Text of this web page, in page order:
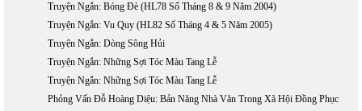
Truyện Ngắn: Bóng Đè (HL78 Số Tháng 8 & 9 Năm 2004)
Truyện Ngắn: Vu Quy (HL82 Số Tháng 4 & 5 Năm 2005)
Truyện Ngắn: Dòng Sông Hủi
Truyện Ngắn: Những Sợi Tóc Màu Tang Lễ
Truyện Ngắn: Những Sợi Tóc Màu Tang Lễ
Phỏng Vấn Đỗ Hoàng Diệu: Bản Năng Nhà Văn Trong Xã Hội Đồng Phục